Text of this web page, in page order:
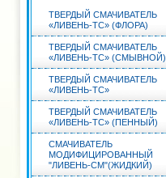
ТВЕРДЫЙ СМАЧИВАТЕЛЬ
«ЛИВЕНЬ-ТС» (ФЛОРА)
ТВЕРДЫЙ СМАЧИВАТЕЛЬ
«ЛИВЕНЬ-ТС» (СМЫВНОЙ)
ТВЕРДЫЙ СМАЧИВАТЕЛЬ
«ЛИВЕНЬ-ТС»
ТВЕРДЫЙ СМАЧИВАТЕЛЬ
«ЛИВЕНЬ-ТС» (ПЕННЫЙ)
СМАЧИВАТЕЛЬ
МОДИФИЦИРОВАННЫЙ
"ЛИВЕНЬ-СМ"(ЖИДКИЙ)